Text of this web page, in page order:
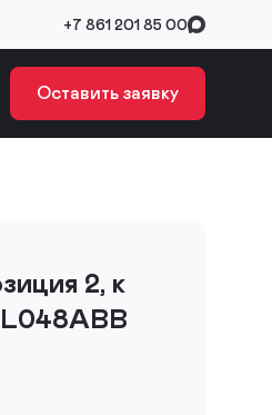
+7 861 201 85 00
Оставить заявку
2, к